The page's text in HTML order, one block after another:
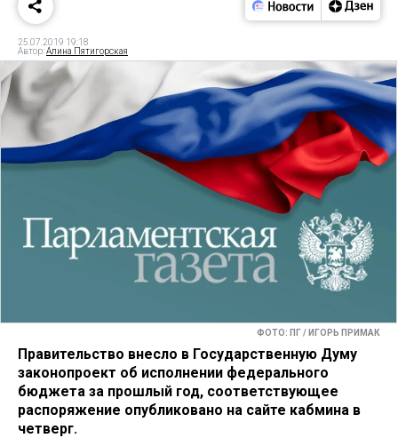
25.07.2019 19:18
Автор:Алина Пятигорская
ФОТО: ПГ / ИГОРЬ ПРИМАК
Правительство внесло в Государственную Думу
законопроект об исполнении федерального
бюджета за прошлый год, соответствующее
распоряжение опубликовано на сайте кабмина в
четверг.